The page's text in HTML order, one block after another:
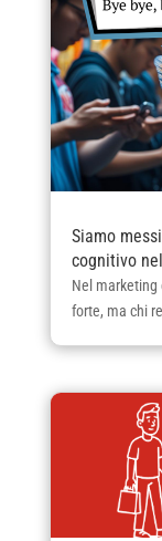
Siamo
cognitivo
Nel marketing
forte, ma chi